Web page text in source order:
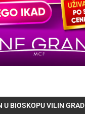
U BIOSKOPU VILIN GRAD